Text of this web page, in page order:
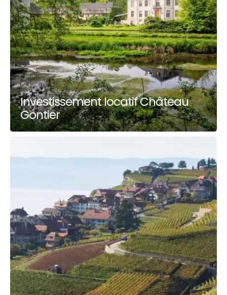
Investissement locatif Château
Gontier